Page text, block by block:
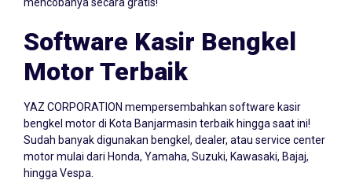
Software Kasir Bengkel
Motor Terbaik
YAZ CORPORATION mempersembahkan software kasir
bengkel motor di Kota Banjarmasin terbaik hingga saat ini!
Sudah banyak digunakan bengkel, dealer, atau service center
motor mulai dari Honda, Yamaha, Suzuki, Kawasaki, Bajaj,
hingga Vespa.